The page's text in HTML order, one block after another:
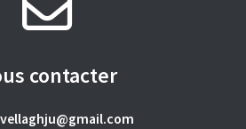
contacter